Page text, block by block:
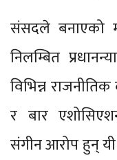
संसदले बनाएको
निलम्बित
विभिन्न
र बार
संगीन आरोप हुन्